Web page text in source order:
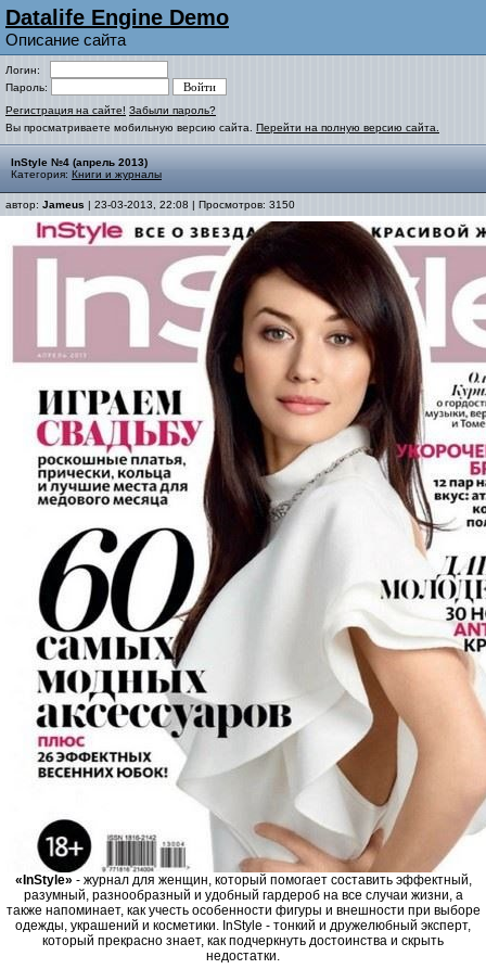
Datalife Engine Demo
Описание сайта
Логин:
Пароль:
Регистрация на сайте! Забыли пароль?
Вы просматриваете мобильную версию сайта. Перейти на полную версию сайта.
InStyle №4 (апрель 2013)
Категория: Книги и журналы
автор: Jameus | 23-03-2013, 22:08 | Просмотров: 3150
«InStyle» - журнал для женщин, который помогает составить эффектный,
разумный, разнообразный и удобный гардероб на все случаи жизни, а
также напоминает, как учесть особенности фигуры и внешности при выборе
одежды, украшений и косметики. InStyle - тонкий и дружелюбный эксперт,
который прекрасно знает, как подчеркнуть достоинства и скрыть
недостатки.